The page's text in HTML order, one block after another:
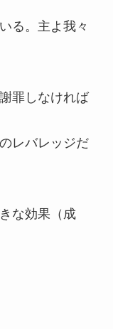
る。主よ我々
罪しなければ
レバレッジだ
な効果（成